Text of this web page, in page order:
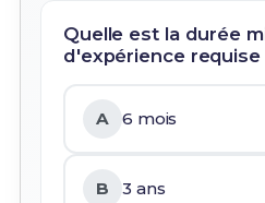
Quelle est la durée
d'expérience requise
A 6 mois
B 3 ans